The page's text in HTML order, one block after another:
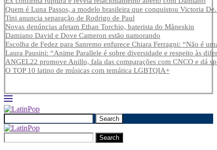
Quem é Luna Passos, a modelo brasileira que conquistou Victoria
Tini anuncia separação de Rodrigo de Paul
Novas denúncias afetam Ethan Torchio, baterista do Måneskin
Damiano David e Dove Cameron estão namorando
Escolha de Fedez para Sanremo enfurece Chiara Ferragni: “Não é
Laura Pausini: “Anime Parallele é sobre diversidade e respeito às
ANGEL22 promove Anillo, fala das comparações com CNCO e dá
O TOP 10 latino de músicas com temática LGBTQIA+
Search
Search